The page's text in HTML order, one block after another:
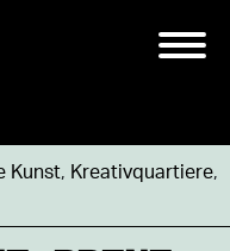
Kunst, Kreativquartiere,